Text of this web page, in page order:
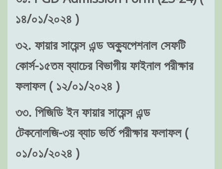
১৪/০১/২০২৪ )
৩২. ফায়ার সায়েন্স এন্ড অক্যুপেশনাল সেফটি
কোর্স-১৫তম ব্যাচের বিভাগীয় ফাইনাল পরীক্ষার
ফলাফল ( ১২/০১/২০২৪ )
৩৩. পিজিডি ইন ফায়ার সায়েন্স এন্ড
টেকনোলজি-৩য় ব্যাচ ভর্তি পরীক্ষার ফলাফল (
০১/০১/২০২৪ )